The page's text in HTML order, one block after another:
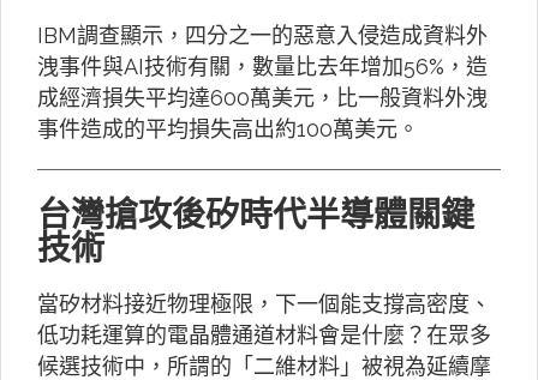
IBM調查顯示，四分之一的惡意入侵造成資料外
洩事件與AI技術有關，數量比去年增加56%，造
成經濟損失平均達600萬美元，比一般資料外洩
事件造成的平均損失高出約100萬美元。
台灣搶攻後矽時代半導體關鍵
技術
當矽材料接近物理極限，下一個能支撐高密度、
低功耗運算的電晶體通道材料會是什麼？在眾多
候選技術中，所謂的「二維材料」被視為延續摩